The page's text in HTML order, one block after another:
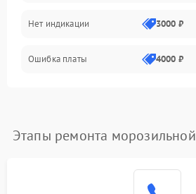
Нет индикации 3000 ₽
Ошибка платы 4000 ₽
Этапы ремонта